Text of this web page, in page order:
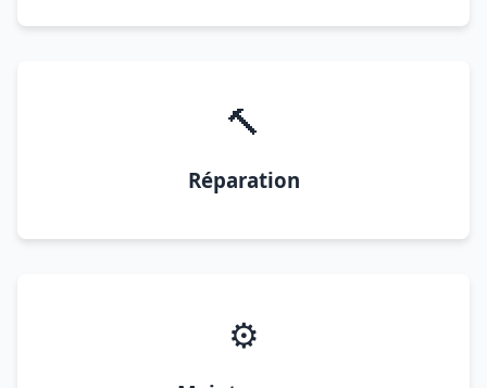
🔨
Réparation
⚙️